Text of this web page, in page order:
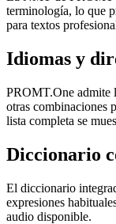
terminología, lo que
para textos
Idiomas y
PROMT.One admite
otras combinaciones
lista completa se
Diccionario
El diccionario
expresiones
audio disponible.